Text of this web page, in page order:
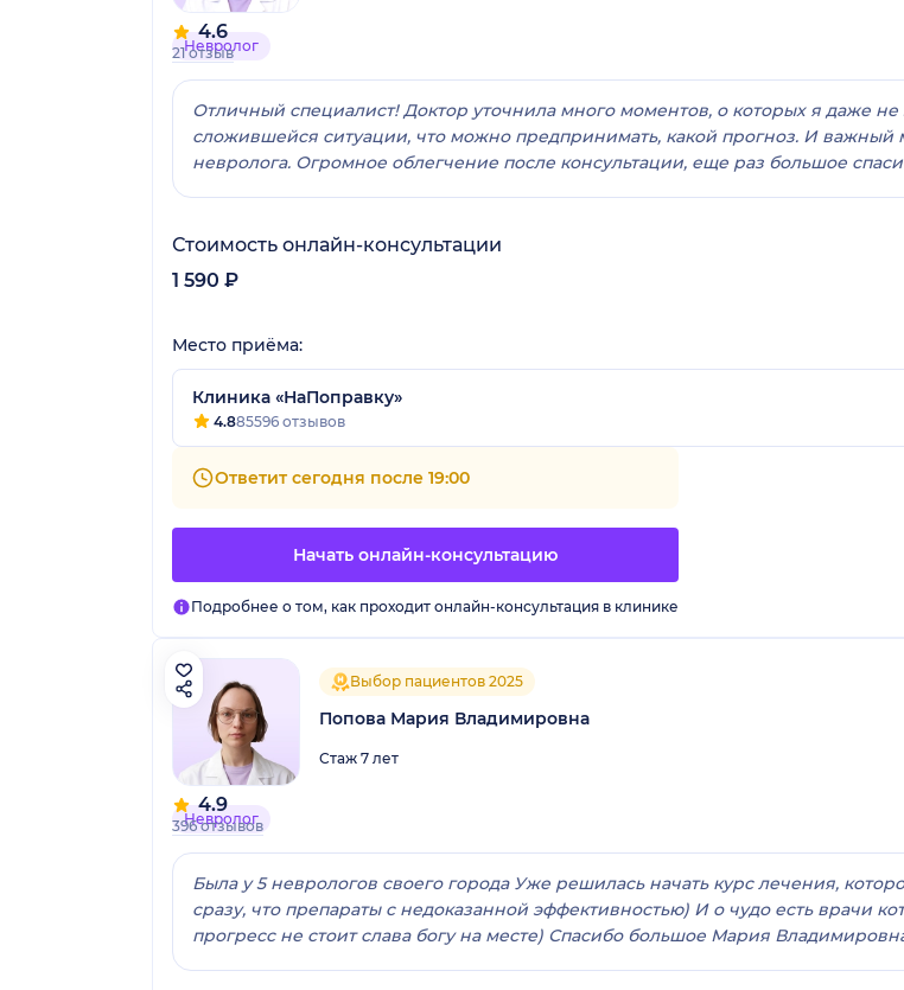
4.6
21 отзыв
Невролог
Отличный специалист! Доктор уточнила много моментов, о которых я даже не
сложившейся ситуации, что можно предпринимать, какой прогноз. И
невролога. Огромное облегчение после консультации, еще раз большое
Стоимость онлайн-консультации
1 590 ₽
Место приёма:
Клиника «НаПоправку»
4.885596 отзывов
Ответит сегодня после 19:00
Начать онлайн-консультацию
Подробнее о том, как проходит онлайн-консультация в клинике
4.9
396 отзывов
Выбор пациентов 2025
Попова Мария Владимировна
Стаж 7 лет
Невролог
Была у 5 неврологов своего города Уже решилась начать курс лечения,
сразу, что препараты с недоказанной эффективностью) И о чудо есть врачи
прогресс не стоит слава богу на месте) Спасибо большое Мария